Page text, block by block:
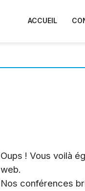
ACCUEIL
Oups ! Vous voilà
web.
Nos conférences